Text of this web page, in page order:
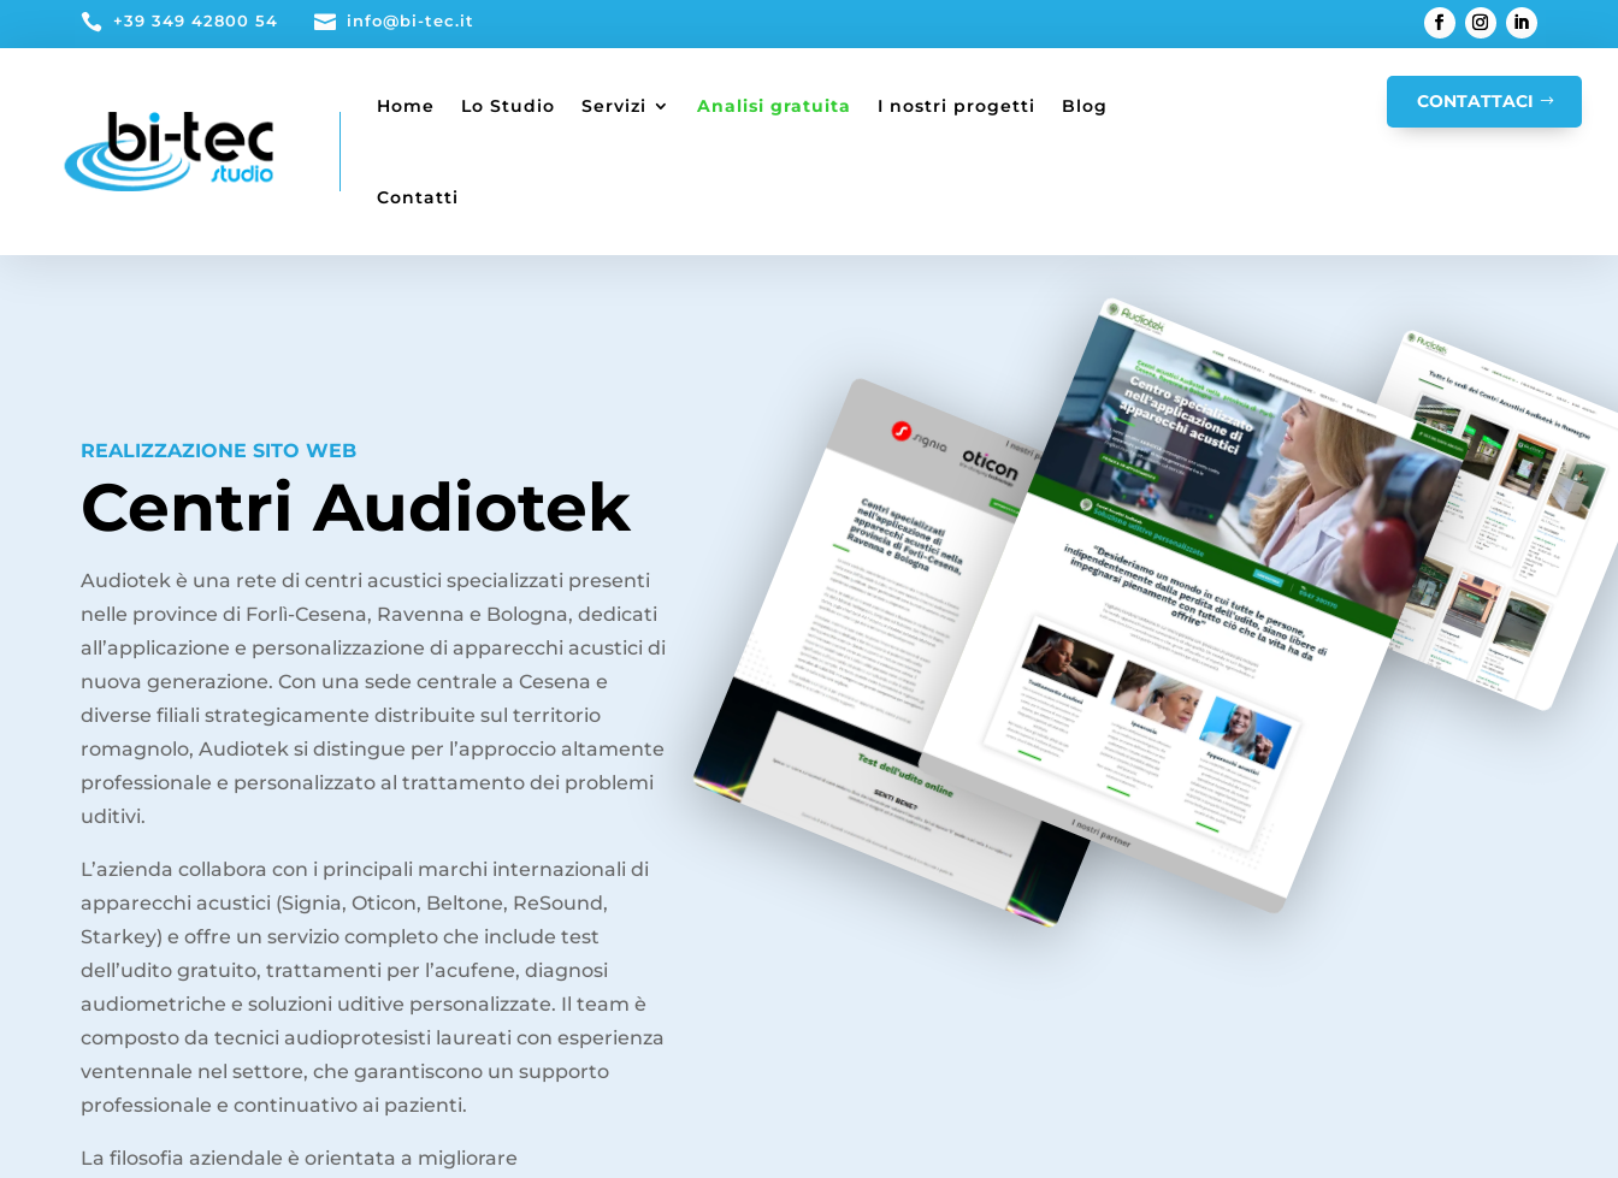
 +39 349 42800 54  info@bi-tec.it
Home Lo Studio Servizi Analisi gratuita I nostri progetti Blog
Contatti
CONTATTACI
REALIZZAZIONE SITO WEB
Centri Audiotek
Audiotek è una rete di centri acustici specializzati presenti
nelle province di Forlì-Cesena, Ravenna e Bologna, dedicati
all’applicazione e personalizzazione di apparecchi acustici di
nuova generazione. Con una sede centrale a Cesena e
diverse filiali strategicamente distribuite sul territorio
romagnolo, Audiotek si distingue per l’approccio altamente
professionale e personalizzato al trattamento dei problemi
uditivi.
L’azienda collabora con i principali marchi internazionali di
apparecchi acustici (Signia, Oticon, Beltone, ReSound,
Starkey) e offre un servizio completo che include test
dell’udito gratuito, trattamenti per l’acufene, diagnosi
audiometriche e soluzioni uditive personalizzate. Il team è
composto da tecnici audioprotesisti laureati con esperienza
ventennale nel settore, che garantiscono un supporto
professionale e continuativo ai pazienti.
La filosofia aziendale è orientata a migliorare